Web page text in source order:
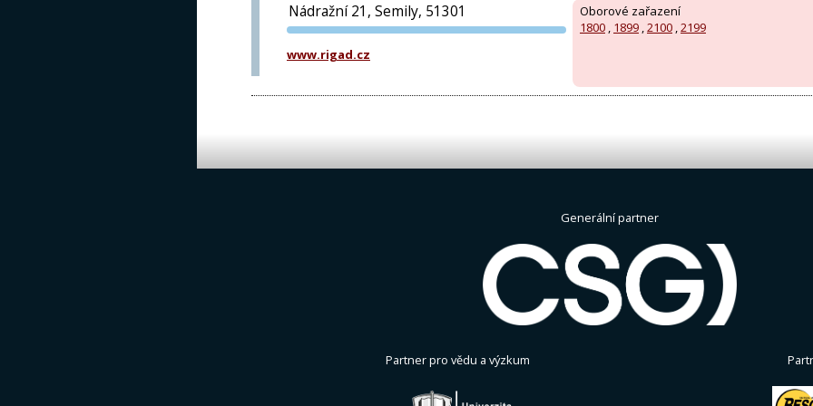
Oborové zařazení
1800 , 1899 ,2100 ,2199
Nádražní 21, Semily, 51301
PVA EXPO
www.rigad.cz
Generální partner
Partner pro vědu a výzkum